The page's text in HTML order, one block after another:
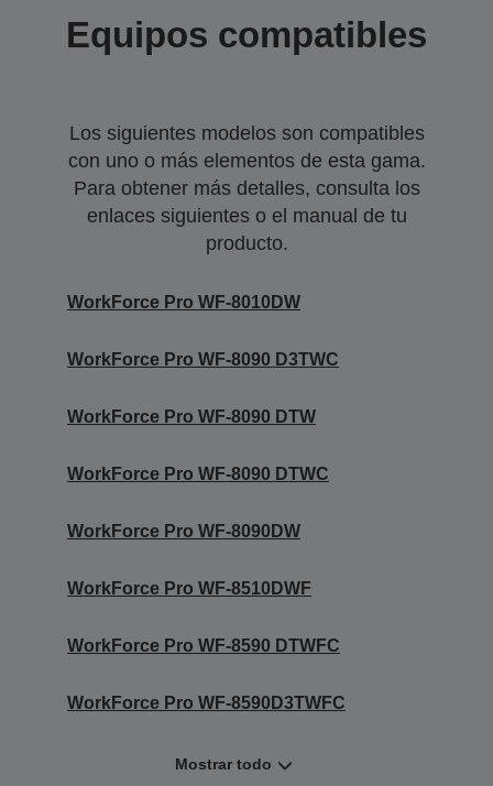
Equipos compatibles
Los siguientes modelos son compatibles
con uno o más elementos de esta gama.
Para obtener más detalles, consulta los
enlaces siguientes o el manual de tu
producto.
WorkForce Pro WF-8010DW
WorkForce Pro WF-8090 D3TWC
WorkForce Pro WF-8090 DTW
WorkForce Pro WF-8090 DTWC
WorkForce Pro WF-8090DW
WorkForce Pro WF-8510DWF
WorkForce Pro WF-8590 DTWFC
WorkForce Pro WF-8590D3TWFC
Mostrar todo